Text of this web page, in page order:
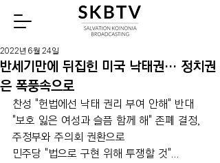
반세기만에 뒤집힌 미국 낙태권… 정치권
은 폭풍속으로
2022년 6월 24일
찬성 "헌법에선 낙태 권리 부여 안해" 반대
"보호 잃은 여성과 슬픔 함께 해" 존폐 결정,
주정부와 주의회 권환으로
민주당 "법으로 구현 위해 투쟁할 것"...